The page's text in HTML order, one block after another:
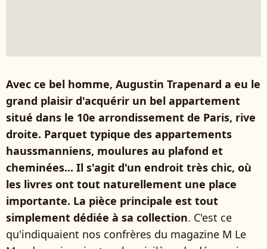
Avec ce bel homme, Augustin Trapenard a eu le
grand plaisir d'acquérir un bel appartement
situé dans le 10e arrondissement de Paris, rive
droite. Parquet typique des appartements
haussmanniens, moulures au plafond et
cheminées... Il s'agit d'un endroit très chic, où
les livres ont tout naturellement une place
importante. La pièce principale est tout
simplement dédiée à sa collection. C'est ce
qu'indiquaient nos confrères du magazine M Le